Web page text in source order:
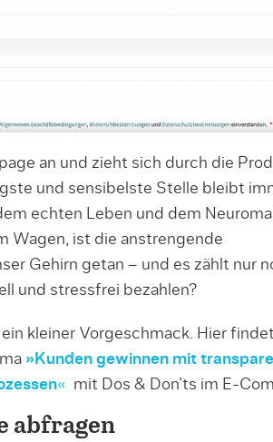
an und zieht sich durch die
und sensibelste Stelle bleibt
echten Leben und dem
Wagen, ist die anstrengende
Gehirn getan – und es zählt nur
und stressfrei bezahlen?
kleiner Vorgeschmack. Hier
»Kunden gewinnen mit
« mit Dos & Don’ts im E-
abfragen